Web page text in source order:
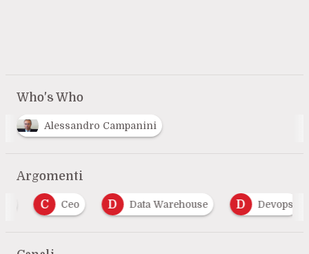
Who's Who
Alessandro Campanini
Argomenti
Ceo Data Warehouse Devops